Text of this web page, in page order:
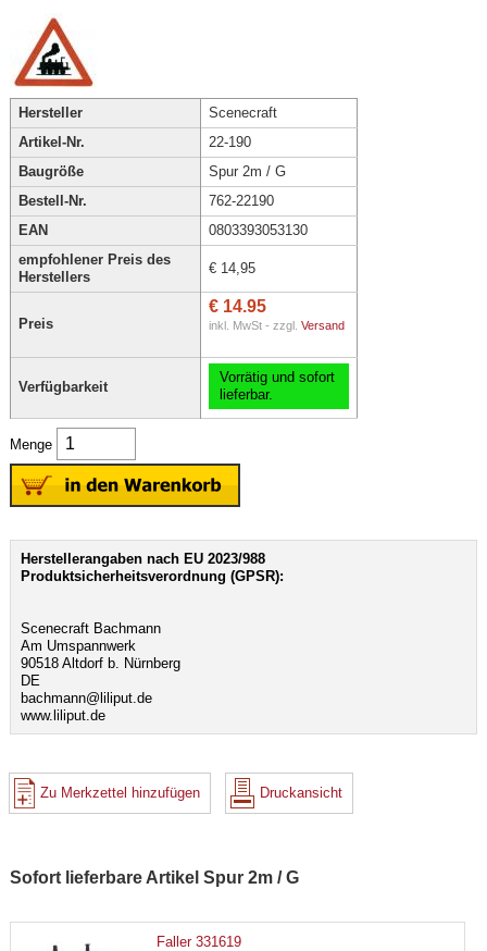
Hersteller
Scenecraft
Artikel-Nr.
22-190
Baugröße
Spur 2m / G
Bestell-Nr.
762-22190
EAN
0803393053130
empfohlener Preis des
Herstellers
€ 14,95
Preis
€ 14.95
inkl. MwSt - zzgl. Versand
Verfügbarkeit
Vorrätig und sofort
lieferbar.
Menge
Herstellerangaben nach EU 2023/988
Produktsicherheitsverordnung (GPSR):
Scenecraft Bachmann
Am Umspannwerk
90518 Altdorf b. Nürnberg
DE
bachmann@liliput.de
www.liliput.de
Zu Merkzettel hinzufügen Druckansicht
Sofort lieferbare Artikel Spur 2m / G
Faller 331619